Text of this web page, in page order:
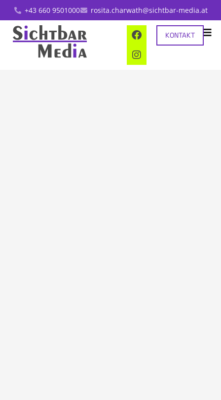
+43 660 9501000 rosita.charwath@sichtbar-media.at
KONTAKT